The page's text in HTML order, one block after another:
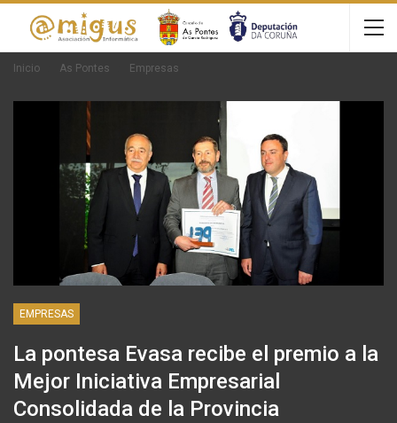
Inicio As Pontes Empresas
EMPRESAS
La pontesa Evasa recibe el premio a la
Mejor Iniciativa Empresarial
Consolidada de la Provincia